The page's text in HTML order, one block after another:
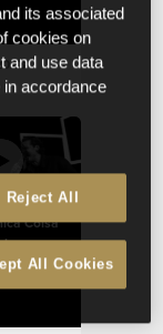
Coisa
a
its associated
cookies on
and use data
accordance
Reject All
All Cookies